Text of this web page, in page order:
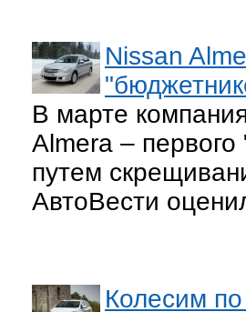
Nissan
В марте
Almera –
путем
АвтоВести
Колесим